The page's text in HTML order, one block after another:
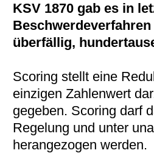
KSV 1870 gab es in
überfällig,
Scoring stellt eine
einzigen Zahlenwert
gegeben. Scoring darf
Regelung und unter
herangezogen werden.